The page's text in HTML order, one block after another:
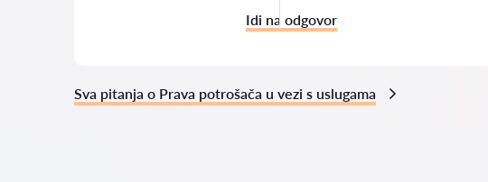
Idi na odgovor
Sva pitanja o Prava potrošača u vezi s uslugama